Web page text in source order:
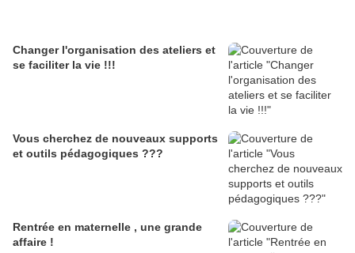
Changer l'organisation des ateliers et
se faciliter la vie !!!
Vous cherchez de nouveaux supports
et outils pédagogiques ???
Rentrée en maternelle , une grande
affaire !